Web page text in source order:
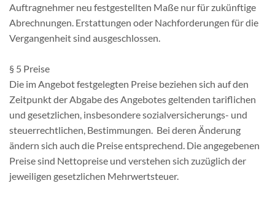
Auftragnehmer neu festgestellten Maße nur für zukünftige
Abrechnungen. Erstattungen oder Nachforderungen für die
Vergangenheit sind ausgeschlossen.
§ 5 Preise
Die im Angebot festgelegten Preise beziehen sich auf den
Zeitpunkt der Abgabe des Angebotes geltenden tariflichen
und gesetzlichen, insbesondere sozialversicherungs- und
steuerrechtlichen, Bestimmungen. Bei deren Änderung
ändern sich auch die Preise entsprechend. Die angegebenen
Preise sind Nettopreise und verstehen sich zuzüglich der
jeweiligen gesetzlichen Mehrwertsteuer.